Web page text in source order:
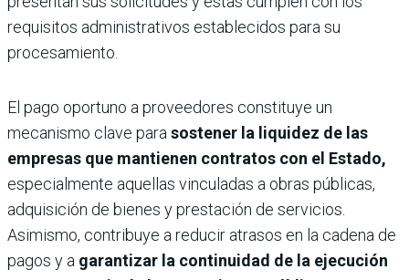
requisitos administrativos establecidos para su
procesamiento.
El pago oportuno a proveedores constituye un
mecanismo clave para sostener la liquidez de las
empresas que mantienen contratos con el Estado,
especialmente aquellas vinculadas a obras públicas,
adquisición de bienes y prestación de servicios.
Asimismo, contribuye a reducir atrasos en la cadena de
pagos y a garantizar la continuidad de la ejecución